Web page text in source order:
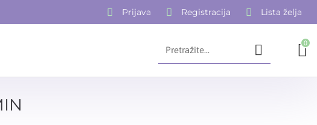
Prijava Registracija Lista želja
0